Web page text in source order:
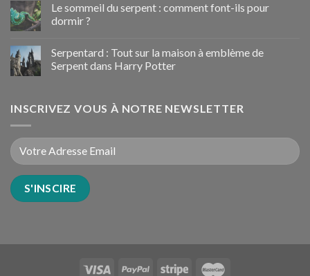
Le sommeil du serpent : comment font-ils pour
dormir ?
Serpentard : Tout sur la maison à emblème de
Serpent dans Harry Potter
INSCRIVEZ VOUS À NOTRE NEWSLETTER